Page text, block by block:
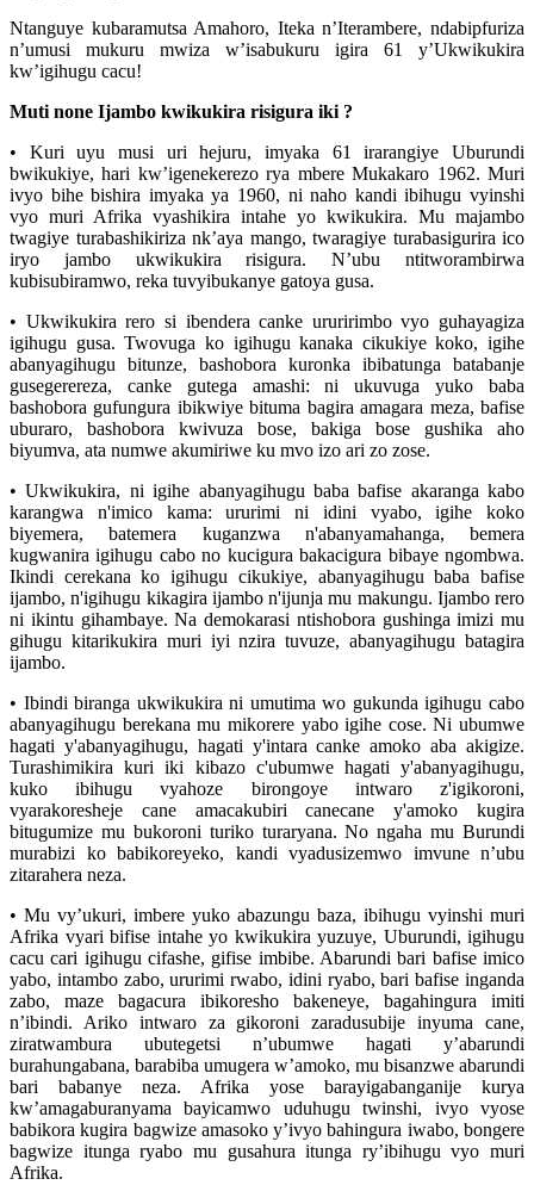
Ntanguye kubaramutsa Amahoro, Iteka n’Iterambere, ndabipfuriza
n’umusi mukuru mwiza w’isabukuru igira 61 y’Ukwikukira
kw’igihugu cacu!
Muti none Ijambo kwikukira risigura iki ?
• Kuri uyu musi uri hejuru, imyaka 61 irarangiye Uburundi
bwikukiye, hari kw’igenekerezo rya mbere Mukakaro 1962. Muri
ivyo bihe bishira imyaka ya 1960, ni naho kandi ibihugu vyinshi
vyo muri Afrika vyashikira intahe yo kwikukira. Mu majambo
twagiye turabashikiriza nk’aya mango, twaragiye turabasigurira ico
iryo jambo ukwikukira risigura. N’ubu ntitworambirwa
kubisubiramwo, reka tuvyibukanye gatoya gusa.
• Ukwikukira rero si ibendera canke ururirimbo vyo guhayagiza
igihugu gusa. Twovuga ko igihugu kanaka cikukiye koko, igihe
abanyagihugu bitunze, bashobora kuronka ibibatunga batabanje
gusegerereza, canke gutega amashi: ni ukuvuga yuko baba
bashobora gufungura ibikwiye bituma bagira amagara meza, bafise
uburaro, bashobora kwivuza bose, bakiga bose gushika aho
biyumva, ata numwe akumiriwe ku mvo izo ari zo zose.
• Ukwikukira, ni igihe abanyagihugu baba bafise akaranga kabo
karangwa n'imico kama: ururimi ni idini vyabo, igihe koko
biyemera, batemera kuganzwa n'abanyamahanga, bemera
kugwanira igihugu cabo no kucigura bakacigura bibaye ngombwa.
Ikindi cerekana ko igihugu cikukiye, abanyagihugu baba bafise
ijambo, n'igihugu kikagira ijambo n'ijunja mu makungu. Ijambo rero
ni ikintu gihambaye. Na demokarasi ntishobora gushinga imizi mu
gihugu kitarikukira muri iyi nzira tuvuze, abanyagihugu batagira
ijambo.
• Ibindi biranga ukwikukira ni umutima wo gukunda igihugu cabo
abanyagihugu berekana mu mikorere yabo igihe cose. Ni ubumwe
hagati y'abanyagihugu, hagati y'intara canke amoko aba akigize.
Turashimikira kuri iki kibazo c'ubumwe hagati y'abanyagihugu,
kuko ibihugu vyahoze birongoye intwaro z'igikoroni,
vyarakoresheje cane amacakubiri canecane y'amoko kugira
bitugumize mu bukoroni turiko turaryana. No ngaha mu Burundi
murabizi ko babikoreyeko, kandi vyadusizemwo imvune n’ubu
zitarahera neza.
• Mu vy’ukuri, imbere yuko abazungu baza, ibihugu vyinshi muri
Afrika vyari bifise intahe yo kwikukira yuzuye, Uburundi, igihugu
cacu cari igihugu cifashe, gifise imbibe. Abarundi bari bafise imico
yabo, intambo zabo, ururimi rwabo, idini ryabo, bari bafise inganda
zabo, maze bagacura ibikoresho bakeneye, bagahingura imiti
n’ibindi. Ariko intwaro za gikoroni zaradusubije inyuma cane,
ziratwambura ubutegetsi n’ubumwe hagati y’abarundi
burahungabana, barabiba umugera w’amoko, mu bisanzwe abarundi
bari babanye neza. Afrika yose barayigabanganije kurya
kw’amagaburanyama bayicamwo uduhugu twinshi, ivyo vyose
babikora kugira bagwize amasoko y’ivyo bahingura iwabo, bongere
bagwize itunga ryabo mu gusahura itunga ry’ibihugu vyo muri
Afrika.